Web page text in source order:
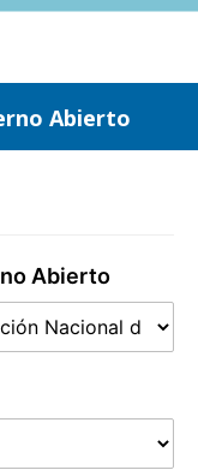
Abierto
Abierto